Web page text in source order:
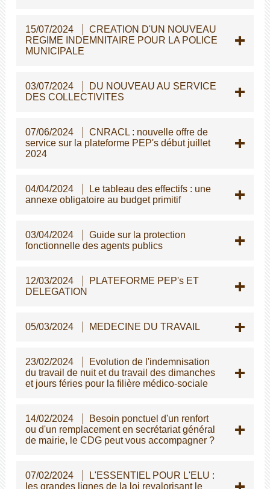
15/07/2024
CREATION D'UN NOUVEAU
REGIME INDEMNITAIRE POUR LA POLICE
MUNICIPALE
03/07/2024
DU NOUVEAU AU SERVICE
DES COLLECTIVITES
07/06/2024
CNRACL : nouvelle offre de
service sur la plateforme PEP's début juillet
2024
04/04/2024
Le tableau des effectifs : une
annexe obligatoire au budget primitif
03/04/2024
Guide sur la protection
fonctionnelle des agents publics
12/03/2024
PLATEFORME PEP's ET
DELEGATION
05/03/2024 MEDECINE DU TRAVAIL
23/02/2024
Evolution de l'indemnisation
du travail de nuit et du travail des dimanches
et jours féries pour la filière médico-sociale
14/02/2024
Besoin ponctuel d'un renfort
ou d'un remplacement en secrétariat général
de mairie, le CDG peut vous accompagner ?
07/02/2024
L'ESSENTIEL POUR L'ELU :
les grandes lignes de la loi revalorisant le